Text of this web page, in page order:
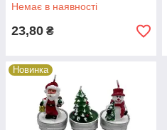
Немає в наявності
23,80 ₴
Новинка